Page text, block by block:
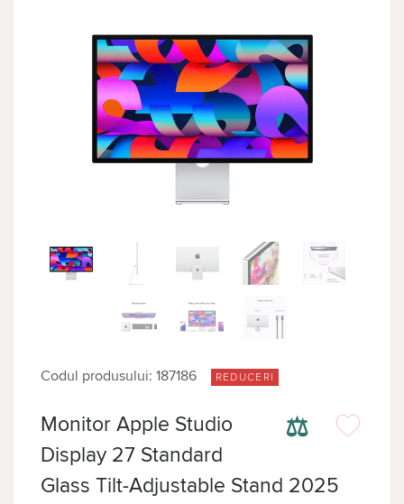
Codul produsului: 187186 REDUCERI
⚖
Monitor Apple Studio
Display 27 Standard
Glass Tilt-Adjustable Stand 2025